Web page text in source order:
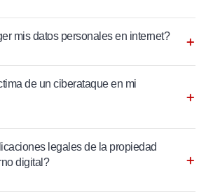
mis datos personales en internet?
de un ciberataque en mi
legales de la propiedad
digital?